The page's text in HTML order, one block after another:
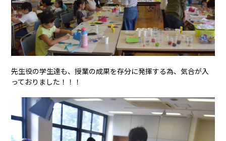
先生役の学生達も、授業の成果を存分に発揮する為、気合が入
っておりました！！！